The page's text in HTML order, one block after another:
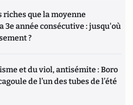
riches que la moyenne
3e année consécutive : jusqu'où
?
et du viol, antisémite : Boro
de l’un des tubes de l’été